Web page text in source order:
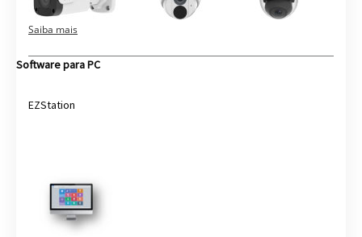
Saiba mais
Software para PC
EZStation